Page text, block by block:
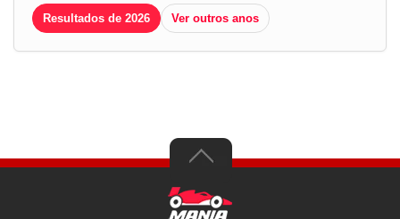
Resultados de 2026 Ver outros anos